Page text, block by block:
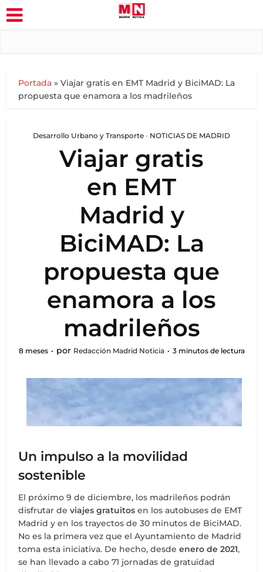
Portada »Viajar gratis en EMT Madrid y BiciMAD: La
propuesta que enamora a los madrileños
Desarrollo Urbano y Transporte • NOTICIAS DE MADRID
Viajar gratis
en EMT
Madrid y
BiciMAD: La
propuesta que
enamora a los
madrileños
8 meses por Redacción Madrid Noticia 3 minutos de lectura
Un impulso a la movilidad
sostenible
El próximo 9 de diciembre, los madrileños podrán
disfrutar deviajes gratuitos en los autobuses de EMT
Madrid y en los trayectos de 30 minutos de BiciMAD.
No es la primera vez que el Ayuntamiento de Madrid
toma esta iniciativa. De hecho, desdeenero de 2021,
se han llevado a cabo 71 jornadas de gratuidad